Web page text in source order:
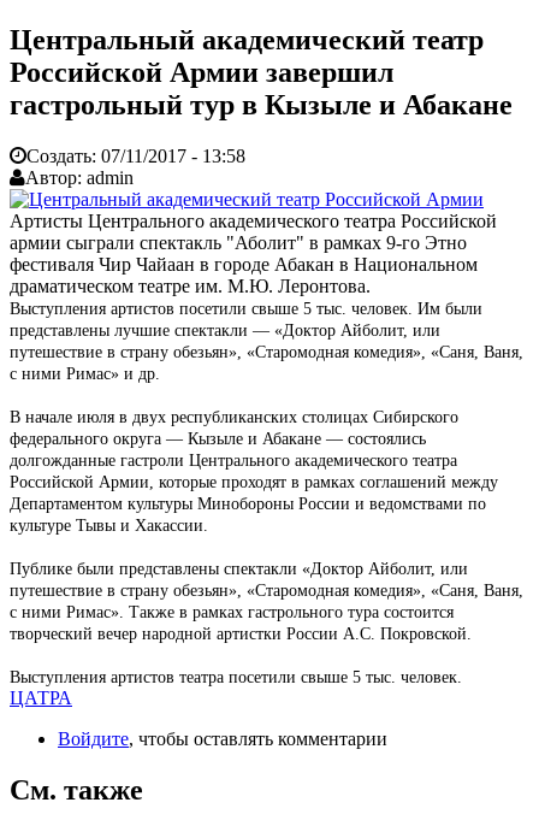
Центральный академический театр
Российской Армии завершил
гастрольный тур в Кызыле и Абакане
Создать: 07/11/2017 - 13:58
Автор: admin
Артисты Центрального академического театра Российской
армии сыграли спектакль "Аболит" в рамках 9-го Этно
фестиваля Чир Чайаан в городе Абакан в Национальном
драматическом театре им. М.Ю. Леронтова.
Выступления артистов посетили свыше 5 тыс. человек. Им были
представлены лучшие спектакли — «Доктор Айболит, или
путешествие в страну обезьян», «Старомодная комедия», «Саня, Ваня,
с ними Римас» и др.
В начале июля в двух республиканских столицах Сибирского
федерального округа — Кызыле и Абакане — состоялись
долгожданные гастроли Центрального академического театра
Российской Армии, которые проходят в рамках соглашений между
Департаментом культуры Минобороны России и ведомствами по
культуре Тывы и Хакассии.
Публике были представлены спектакли «Доктор Айболит, или
путешествие в страну обезьян», «Старомодная комедия», «Саня, Ваня,
с ними Римас». Также в рамках гастрольного тура состоится
творческий вечер народной артистки России А.С. Покровской.
Выступления артистов театра посетили свыше 5 тыс. человек.
ЦАТРА
Войдите, чтобы оставлять комментарии
См. также